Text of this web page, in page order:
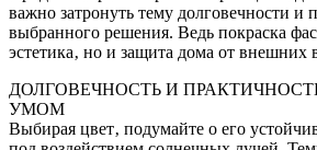
важно затронуть тему долговечности и
выбранного решения. Ведь покраска
эстетика‚ но и защита дома от внешних
ДОЛГОВЕЧНОСТЬ И
УМОМ
Выбирая цвет‚ подумайте о его